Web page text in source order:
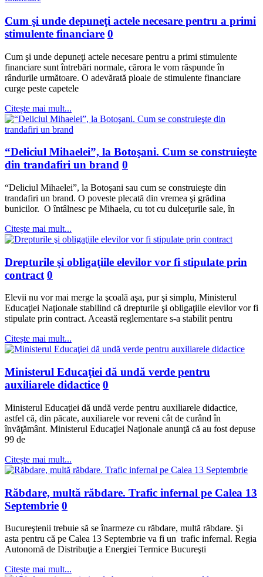
Cum şi unde depuneţi actele necesare pentru a primi
stimulente financiare 0
Cum şi unde depuneţi actele necesare pentru a primi stimulente
financiare sunt întrebări normale, cărora le vom răspunde în
rândurile următoare. O adevărată ploaie de stimulente financiare
curge peste capetele
Citește mai mult...
“Deliciul Mihaelei”, la Botoşani. Cum se construieşte
din trandafiri un brand 0
“Deliciul Mihaelei”, la Botoşani sau cum se construieşte din
trandafiri un brand. O poveste plecată din vremea şi grădina
bunicilor. O întâlnesc pe Mihaela, cu tot cu dulceţurile sale, în
Citește mai mult...
Drepturile şi obligaţiile elevilor vor fi stipulate prin
contract 0
Elevii nu vor mai merge la şcoală aşa, pur şi simplu, Ministerul
Educaţiei Naţionale stabilind că drepturile şi obligaţiile elevilor vor fi
stipulate prin contract. Această reglementare s-a stabilit pentru
Citește mai mult...
Ministerul Educaţiei dă undă verde pentru
auxiliarele didactice 0
Ministerul Educaţiei dă undă verde pentru auxiliarele didactice,
astfel că, din păcate, auxiliarele vor reveni cât de curând în
învăţământ. Ministerul Educaţiei Naţionale anunţă că au fost depuse
99 de
Citește mai mult...
Răbdare, multă răbdare. Trafic infernal pe Calea 13
Septembrie 0
Bucureştenii trebuie să se înarmeze cu răbdare, multă răbdare. Şi
asta pentru că pe Calea 13 Septembrie va fi un trafic infernal. Regia
Autonomă de Distribuţie a Energiei Termice Bucureşti
Citește mai mult...